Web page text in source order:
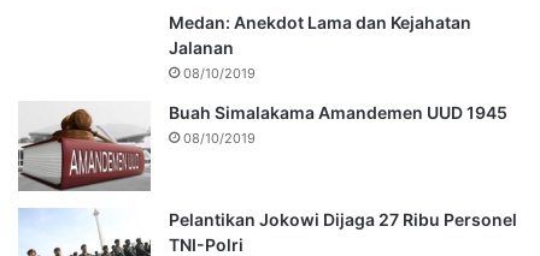
Medan: Anekdot Lama dan Kejahatan
Jalanan
08/10/2019
Buah Simalakama Amandemen UUD 1945
08/10/2019
Pelantikan Jokowi Dijaga 27 Ribu Personel
TNI-Polri